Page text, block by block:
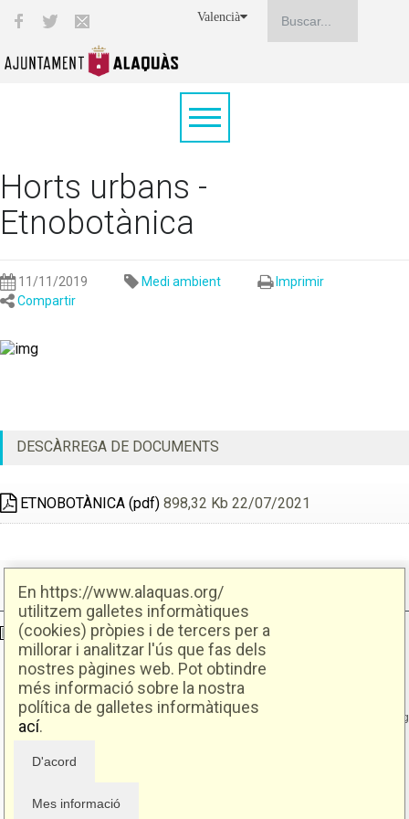
En https://www.alaquas.org/
utilitzem galletes informàtiques
(cookies) pròpies i de tercers per a
millorar i analitzar l'ús que fas dels
nostres pàgines web. Pot obtindre
més informació sobre la nostra
política de galletes informàtiques
ací.
Valencià
Horts urbans -
Etnobotànica
11/11/2019 Medi ambient
Imprimir
Compartir
DESCÀRREGA DE DOCUMENTS
ETNOBOTÀNICA (pdf) 898,32 Kb 22/07/2021
Ajuntament d'Alaquàs Creative Commons
Ajuntament d'Alaquàs.
C/. Major 88. CP: 46970 Alaquàs.dir3: L01460057
Tel.: 96 151 94 00 | FAX: 96 151 94 03 | info@alaquas.org